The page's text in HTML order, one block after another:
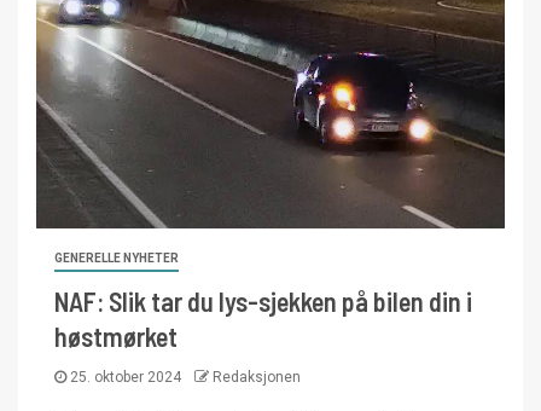
GENERELLE NYHETER
NAF: Slik tar du lys-sjekken på bilen din i
høstmørket
25. oktober 2024 Redaksjonen